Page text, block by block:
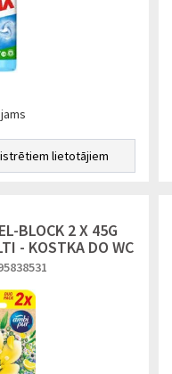
lietotājiem
BLOCK 2 X 45G
- KOSTKA DO WC